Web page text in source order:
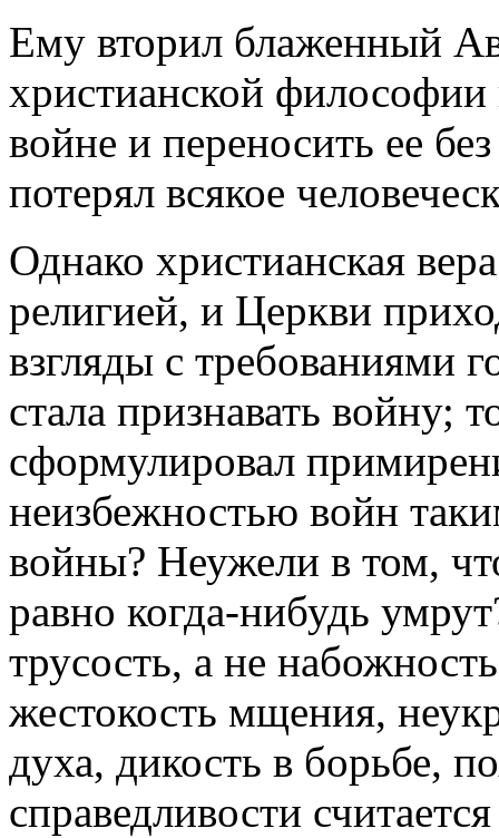
Ему вторил блаженный
христианской
войне и переносить ее
потерял всякое
Однако христианская
религией, и Церкви
взгляды с требованиями
стала признавать войну;
сформулировал
неизбежностью войн
войны? Неужели в том,
равно когда-нибудь
трусость, а не
жестокость мщения,
духа, дикость в борьбе,
справедливости